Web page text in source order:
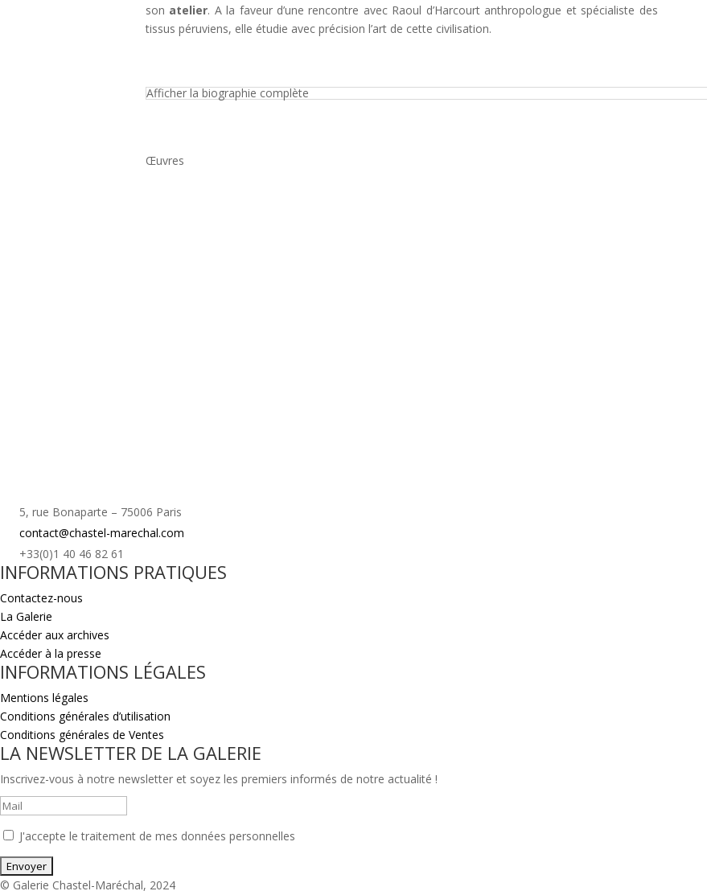
son atelier. A la faveur d’une rencontre avec Raoul d’Harcourt anthropologue et spécialiste des
tissus péruviens, elle étudie avec précision l’art de cette civilisation.
Afficher la biographie complète
Œuvres
5, rue Bonaparte – 75006 Paris
contact@chastel-marechal.com
+33(0)1 40 46 82 61
INFORMATIONS PRATIQUES
Contactez-nous
La Galerie
Accéder aux archives
Accéder à la presse
INFORMATIONS LÉGALES
Mentions légales
Conditions générales d’utilisation
Conditions générales de Ventes
LA NEWSLETTER DE LA GALERIE
Inscrivez-vous à notre newsletter et soyez les premiers informés de notre actualité !
J'accepte le traitement de mes données personnelles
© Galerie Chastel-Maréchal, 2024